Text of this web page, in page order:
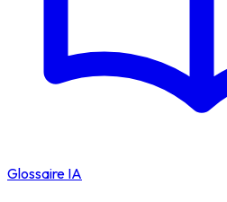
Glossaire IA